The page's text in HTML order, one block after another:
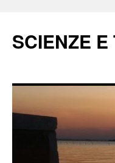
contenuto
SCIENZE